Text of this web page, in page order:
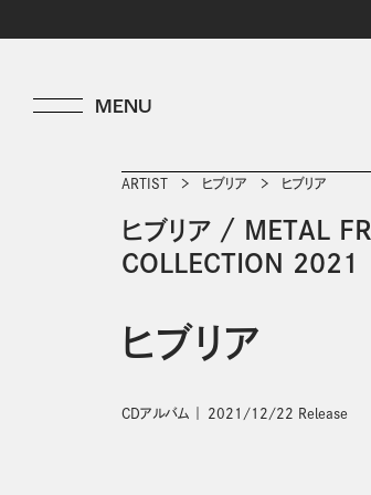
ARTIST ヒブリア ヒブリア
ヒブリア /
METAL
COLLECTION 2021
ヒブリア
CDアルバム 2021/12/22 Release